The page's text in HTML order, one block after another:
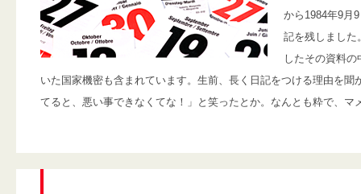
から1984年9月
記を残しました
したその資料
いた国家機密も含まれています。生前、長く日記をつける理由を聞
てると、悪い事できなくてな！」と笑ったとか。なんとも粋で、マ